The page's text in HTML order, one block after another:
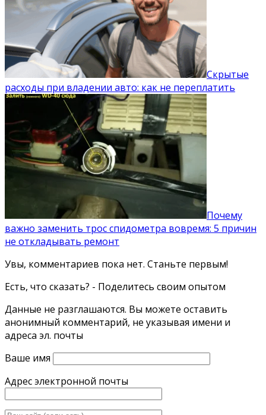
Скрытые
расходы при владении авто: как не переплатить
Почему
важно заменить трос спидометра вовремя: 5 причин
не откладывать ремонт
Увы, комментариев пока нет. Станьте первым!
Есть, что сказать? - Поделитесь своим опытом
Данные не разглашаются. Вы можете оставить
анонимный комментарий, не указывая имени и
адреса эл. почты
Ваше имя
Адрес электронной почты